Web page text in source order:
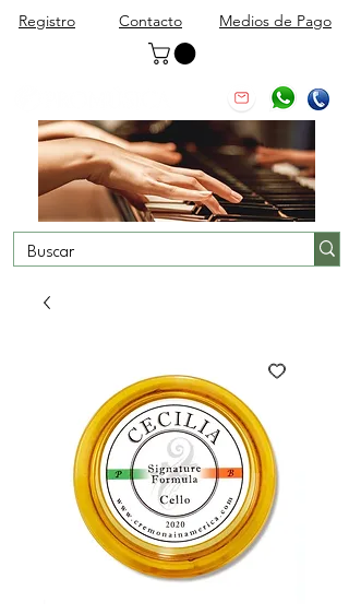
Registro Contacto Medios de Pago